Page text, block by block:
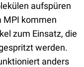
aufspüren
MPI kommen
zum Einsatz, die
werden.
anders